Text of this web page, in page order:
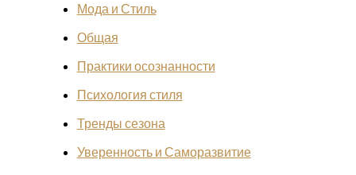
Мода и Стиль
Общая
Практики осознанности
Психология стиля
Тренды сезона
Уверенность и Саморазвитие